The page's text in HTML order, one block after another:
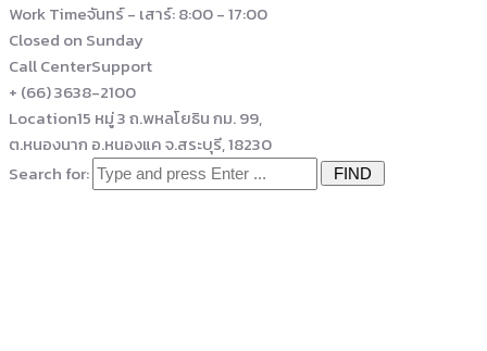
Work Timeจันทร์ - เสาร์: 8:00 - 17:00
Closed on Sunday
Call CenterSupport
+ (66) 3638-2100
Location15 หมู่ 3 ถ.พหลโยธิน กม. 99,
ต.หนองนาก อ.หนองแค จ.สระบุรี, 18230
Search for: